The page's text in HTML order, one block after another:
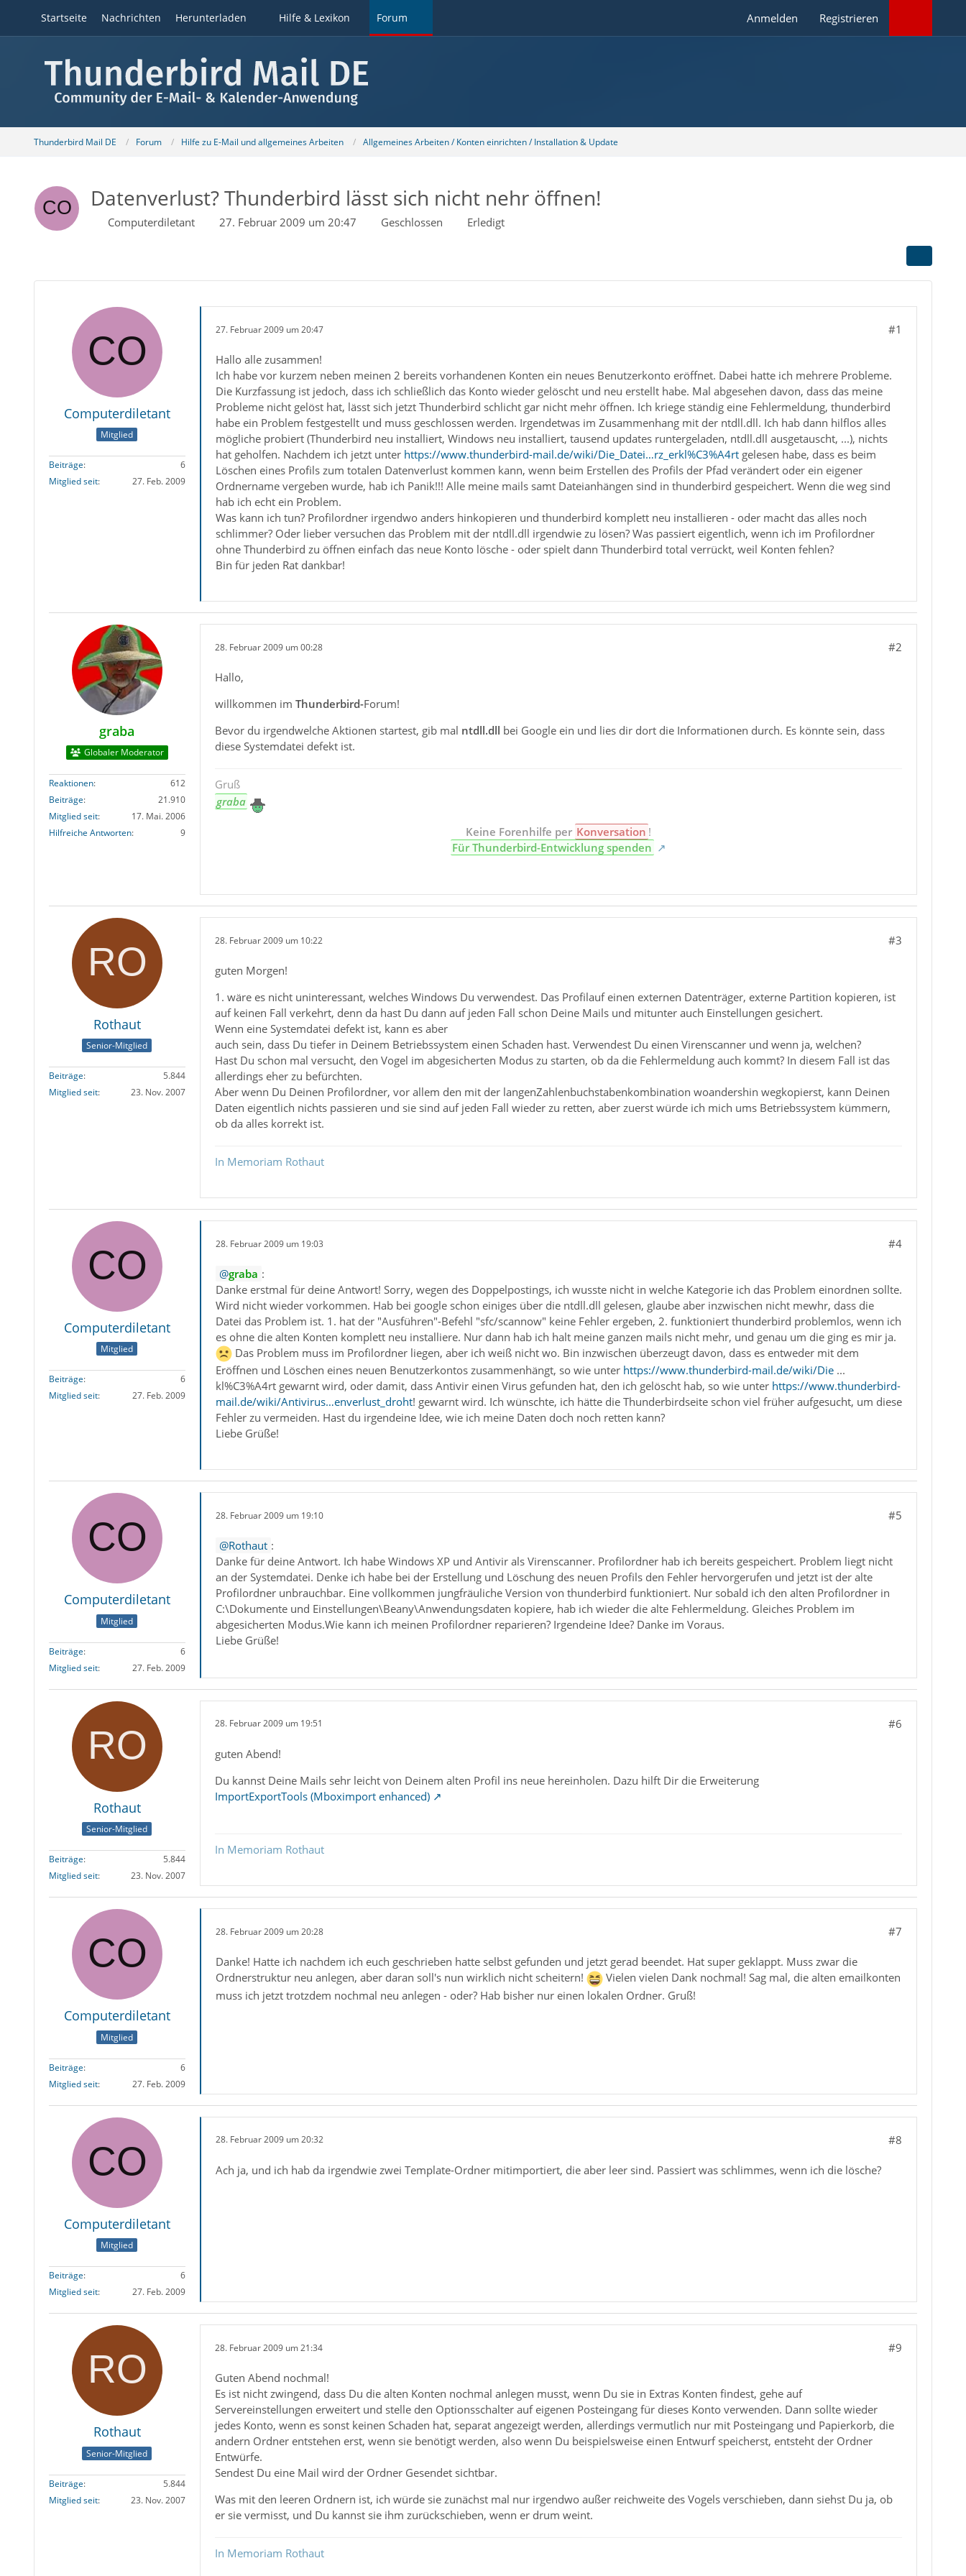
Startseite Nachrichten Herunterladen Hilfe & Lexikon Forum Anmelden Registrieren
Thunderbird Mail DE Forum Hilfe zu E-Mail und allgemeines Arbeiten Allgemeines Arbeiten / Konten einrichten / Installation & Update
Datenverlust? Thunderbird lässt sich nicht nehr öffnen!
Computerdiletant 27. Februar 2009 um 20:47 Geschlossen Erledigt
Computerdiletant
Mitglied
Beiträge
6
Mitglied seit
27. Feb. 2009
27. Februar 2009 um 20:47 #1
Hallo alle zusammen!
Ich habe vor kurzem neben meinen 2 bereits vorhandenen Konten ein neues Benutzerkonto eröffnet. Dabei hatte ich mehrere Probleme.
Die Kurzfassung ist jedoch, dass ich schließlich das Konto wieder gelöscht und neu erstellt habe. Mal abgesehen davon, dass das meine
Probleme nicht gelöst hat, lässt sich jetzt Thunderbird schlicht gar nicht mehr öffnen. Ich kriege ständig eine Fehlermeldung, thunderbird
habe ein Problem festgestellt und muss geschlossen werden. Irgendetwas im Zusammenhang mit der ntdll.dll. Ich hab dann hilflos alles
mögliche probiert (Thunderbird neu installiert, Windows neu installiert, tausend updates runtergeladen, ntdll.dll ausgetauscht, ...), nichts
hat geholfen. Nachdem ich jetzt unter https://www.thunderbird-mail.de/wiki/Die_Datei…rz_erkl%C3%A4rtgelesen habe, dass es beim
Löschen eines Profils zum totalen Datenverlust kommen kann, wenn beim Erstellen des Profils der Pfad verändert oder ein eigener
Ordnername vergeben wurde, hab ich Panik!!! Alle meine mails samt Dateianhängen sind in thunderbird gespeichert. Wenn die weg sind
hab ich echt ein Problem.
Was kann ich tun? Profilordner irgendwo anders hinkopieren und thunderbird komplett neu installieren - oder macht das alles noch
schlimmer? Oder lieber versuchen das Problem mit der ntdll.dll irgendwie zu lösen? Was passiert eigentlich, wenn ich im Profilordner
ohne Thunderbird zu öffnen einfach das neue Konto lösche - oder spielt dann Thunderbird total verrückt, weil Konten fehlen?
Bin für jeden Rat dankbar!
graba
Globaler Moderator
Reaktionen
612
Beiträge
21.910
Mitglied seit
17. Mai. 2006
Hilfreiche Antworten
9
28. Februar 2009 um 00:28 #2
Hallo,
willkommen im Thunderbird-Forum!
Bevor du irgendwelche Aktionen startest, gib mal ntdll.dll bei Google ein und lies dir dort die Informationen durch. Es könnte sein, dass
diese Systemdatei defekt ist.
Gruß
graba
Keine Forenhilfe per Konversation !
Für Thunderbird-Entwicklung spenden
Rothaut
Senior-Mitglied
Beiträge
5.844
Mitglied seit
23. Nov. 2007
28. Februar 2009 um 10:22 #3
guten Morgen!
1. wäre es nicht uninteressant, welches Windows Du verwendest. Das Profilauf einen externen Datenträger, externe Partition kopieren, ist
auf keinen Fall verkehrt, denn da hast Du dann auf jeden Fall schon Deine Mails und mitunter auch Einstellungen gesichert.
Wenn eine Systemdatei defekt ist, kann es aber
auch sein, dass Du tiefer in Deinem Betriebssystem einen Schaden hast. Verwendest Du einen Virenscanner und wenn ja, welchen?
Hast Du schon mal versucht, den Vogel im abgesicherten Modus zu starten, ob da die Fehlermeldung auch kommt? In diesem Fall ist das
allerdings eher zu befürchten.
Aber wenn Du Deinen Profilordner, vor allem den mit der langenZahlenbuchstabenkombination woandershin wegkopierst, kann Deinen
Daten eigentlich nichts passieren und sie sind auf jeden Fall wieder zu retten, aber zuerst würde ich mich ums Betriebssystem kümmern,
ob da alles korrekt ist.
In Memoriam Rothaut
Computerdiletant
Mitglied
Beiträge
6
Mitglied seit
27. Feb. 2009
28. Februar 2009 um 19:03 #4
graba :
Danke erstmal für deine Antwort! Sorry, wegen des Doppelpostings, ich wusste nicht in welche Kategorie ich das Problem einordnen sollte.
Wird nicht wieder vorkommen. Hab bei google schon einiges über die ntdll.dll gelesen, glaube aber inzwischen nicht mewhr, dass die
Datei das Problem ist. 1. hat der "Ausführen"-Befehl "sfc/scannow" keine Fehler ergeben, 2. funktioniert thunderbird problemlos, wenn ich
es ohne die alten Konten komplett neu installiere. Nur dann hab ich halt meine ganzen mails nicht mehr, und genau um die ging es mir ja.
Das Problem muss im Profilordner liegen, aber ich weiß nicht wo. Bin inzwischen überzeugt davon, dass es entweder mit dem
Eröffnen und Löschen eines neuen Benutzerkontos zusammenhängt, so wie unter https://www.thunderbird-mail.de/wiki/Die...
kl%C3%A4rt gewarnt wird, oder damit, dass Antivir einen Virus gefunden hat, den ich gelöscht hab, so wie unter https://www.thunderbird-
mail.de/wiki/Antivirus…enverlust_droht! gewarnt wird. Ich wünschte, ich hätte die Thunderbirdseite schon viel früher aufgesucht, um diese
Fehler zu vermeiden. Hast du irgendeine Idee, wie ich meine Daten doch noch retten kann?
Liebe Grüße!
Computerdiletant
Mitglied
Beiträge
6
Mitglied seit
27. Feb. 2009
28. Februar 2009 um 19:10 #5
Rothaut :
Danke für deine Antwort. Ich habe Windows XP und Antivir als Virenscanner. Profilordner hab ich bereits gespeichert. Problem liegt nicht
an der Systemdatei. Denke ich habe bei der Erstellung und Löschung des neuen Profils den Fehler hervorgerufen und jetzt ist der alte
Profilordner unbrauchbar. Eine vollkommen jungfräuliche Version von thunderbird funktioniert. Nur sobald ich den alten Profilordner in
C:\Dokumente und Einstellungen\Beany\Anwendungsdaten kopiere, hab ich wieder die alte Fehlermeldung. Gleiches Problem im
abgesicherten Modus.Wie kann ich meinen Profilordner reparieren? Irgendeine Idee? Danke im Voraus.
Liebe Grüße!
Rothaut
Senior-Mitglied
Beiträge
5.844
Mitglied seit
23. Nov. 2007
28. Februar 2009 um 19:51 #6
guten Abend!
Du kannst Deine Mails sehr leicht von Deinem alten Profil ins neue hereinholen. Dazu hilft Dir die Erweiterung
ImportExportTools (Mboximport enhanced)
In Memoriam Rothaut
Computerdiletant
Mitglied
Beiträge
6
Mitglied seit
27. Feb. 2009
28. Februar 2009 um 20:28 #7
Danke! Hatte ich nachdem ich euch geschrieben hatte selbst gefunden und jetzt gerad beendet. Hat super geklappt. Muss zwar die
Ordnerstruktur neu anlegen, aber daran soll's nun wirklich nicht scheitern!
Vielen vielen Dank nochmal! Sag mal, die alten emailkonten
muss ich jetzt trotzdem nochmal neu anlegen - oder? Hab bisher nur einen lokalen Ordner. Gruß!
Computerdiletant
Mitglied
Beiträge
6
Mitglied seit
27. Feb. 2009
28. Februar 2009 um 20:32 #8
Ach ja, und ich hab da irgendwie zwei Template-Ordner mitimportiert, die aber leer sind. Passiert was schlimmes, wenn ich die lösche?
Rothaut
Senior-Mitglied
Beiträge
5.844
Mitglied seit
23. Nov. 2007
28. Februar 2009 um 21:34 #9
Guten Abend nochmal!
Es ist nicht zwingend, dass Du die alten Konten nochmal anlegen musst, wenn Du sie in Extras Konten findest, gehe auf
Servereinstellungen erweitert und stelle den Optionsschalter auf eigenen Posteingang für dieses Konto verwenden. Dann sollte wieder
jedes Konto, wenn es sonst keinen Schaden hat, separat angezeigt werden, allerdings vermutlich nur mit Posteingang und Papierkorb, die
andern Ordner entstehen erst, wenn sie benötigt werden, also wenn Du beispielsweise einen Entwurf speicherst, entsteht der Ordner
Entwürfe.
Sendest Du eine Mail wird der Ordner Gesendet sichtbar.
Was mit den leeren Ordnern ist, ich würde sie zunächst mal nur irgendwo außer reichweite des Vogels verschieben, dann siehst Du ja, ob
er sie vermisst, und Du kannst sie ihm zurückschieben, wenn er drum weint.
In Memoriam Rothaut